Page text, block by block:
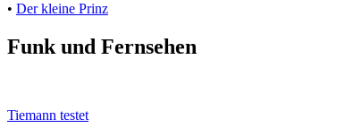
• Der kleine Prinz
Funk und Fernsehen
Tiemann testet